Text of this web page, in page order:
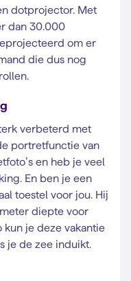
dotprojector. Met
dan 30.000
om er
die dus nog
verbeterd met
portretfunctie van
en heb je veel
En ben je een
toestel voor jou. Hij
diepte voor
kun je deze vakantie
je de zee induikt.